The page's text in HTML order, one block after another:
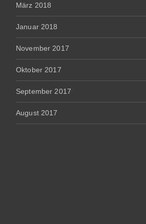
März 2018
Januar 2018
November 2017
Oktober 2017
September 2017
August 2017